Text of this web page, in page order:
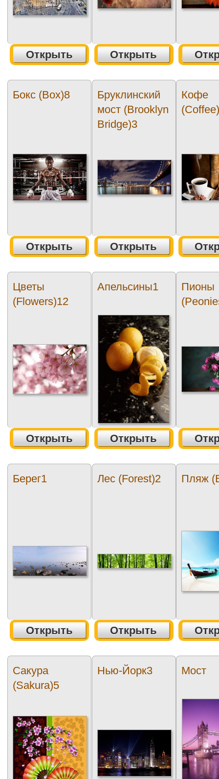
Открыть Открыть
Бокс (Box)8
Открыть
Бруклинский
мост (Brooklyn
Bridge)3
Открыть
Кофе
Цветы
(Flowers)12
Открыть
Апельсины1
Открыть
Пионы
Берег1
Открыть
Лес (Forest)2
Открыть
Пляж
Сакура
(Sakura)5
Нью-Йорк3 Мост